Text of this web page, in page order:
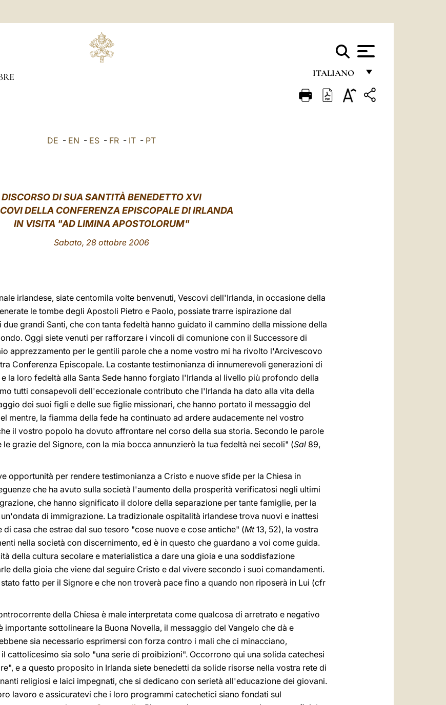
ITALIANO
FRANÇAIS
DE - EN - ES - FR - IT - PT
DISCORSO DI SUA SANTITÀ BENEDETTO XVI
DELLA CONFERENZA EPISCOPALE DI IRLANDA
IN VISITA "AD LIMINA APOSTOLORUM"
Sabato, 28 ottobre 2006
irlandese, siate centomila volte benvenuti, Vescovi dell'Irlanda, in occasione della
le tombe degli Apostoli Pietro e Paolo, possiate trarre ispirazione dal
grandi Santi, che con tanta fedeltà hanno guidato il cammino della missione della
Oggi siete venuti per rafforzare i vincoli di comunione con il Successore di
apprezzamento per le gentili parole che a nome vostro mi ha rivolto l'Arcivescovo
Conferenza Episcopale. La costante testimonianza di innumerevoli generazioni di
la loro fedeltà alla Santa Sede hanno forgiato l'Irlanda al livello più profondo della
tutti consapevoli dell'eccezionale contributo che l'Irlanda ha dato alla vita della
dei suoi figli e delle sue figlie missionari, che hanno portato il messaggio del
mentre, la fiamma della fede ha continuato ad ardere audacemente nel vostro
il vostro popolo ha dovuto affrontare nel corso della sua storia. Secondo le parole
grazie del Signore, con la mia bocca annunzierò la tua fedeltà nei secoli" (Sal 89,
opportunità per rendere testimonianza a Cristo e nuove sfide per la Chiesa in
che ha avuto sulla società l'aumento della prosperità verificatosi negli ultimi
che hanno significato il dolore della separazione per tante famiglie, per la
di immigrazione. La tradizionale ospitalità irlandese trova nuovi e inattesi
casa che estrae dal suo tesoro "cose nuove e cose antiche" (Mt13, 52), la vostra
nella società con discernimento, ed è in questo che guardano a voi come guida.
della cultura secolare e materialistica a dare una gioia e una soddisfazione
della gioia che viene dal seguire Cristo e dal vivere secondo i suoi comandamenti.
fatto per il Signore e che non troverà pace fino a quando non riposerà in Lui (cfr
della Chiesa è male interpretata come qualcosa di arretrato e negativo
importante sottolineare la Buona Novella, il messaggio del Vangelo che dà e
sia necessario esprimersi con forza contro i mali che ci minacciano,
cattolicesimo sia solo "una serie di proibizioni". Occorrono qui una solida catechesi
e a questo proposito in Irlanda siete benedetti da solide risorse nella vostra rete di
religiosi e laici impegnati, che si dedicano con serietà all'educazione dei giovani.
lavoro e assicuratevi che i loro programmi catechetici siano fondati sul